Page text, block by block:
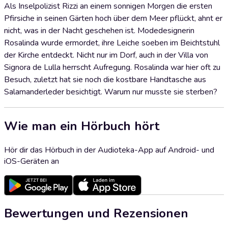
Als Inselpolizist Rizzi an einem sonnigen Morgen die ersten
Pfirsiche in seinen Gärten hoch über dem Meer pflückt, ahnt er
nicht, was in der Nacht geschehen ist. Modedesignerin
Rosalinda wurde ermordet, ihre Leiche soeben im Beichtstuhl
der Kirche entdeckt. Nicht nur im Dorf, auch in der Villa von
Signora de Lulla herrscht Aufregung. Rosalinda war hier oft zu
Besuch, zuletzt hat sie noch die kostbare Handtasche aus
Salamanderleder besichtigt. Warum nur musste sie sterben?
Wie man ein Hörbuch hört
Hör dir das Hörbuch in der Audioteka-App auf Android- und
iOS-Geräten an
Bewertungen und Rezensionen